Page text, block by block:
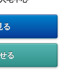
る
る